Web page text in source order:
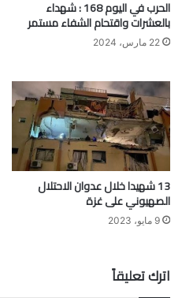
الحرب في اليوم 168 : شهداء
بالعشرات واقتحام الشفاء مستمر
22 مارس، 2024
13 شهيدا خلال عدوان الاحتلال
الصهيوني على غزة
9 مايو، 2023
اترك تعليقاً